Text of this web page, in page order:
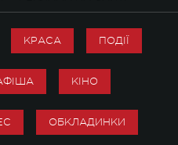
КРАСА ПОДІЇ
КІНО
ОБКЛАДИНКИ